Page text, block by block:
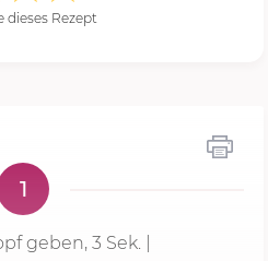
dieses Rezept
1
geben, 3 Sek.